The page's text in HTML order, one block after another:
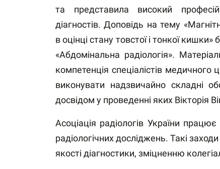
та представила високий
діагностів. Доповідь на тему
в оцінці стану товстої і тонкої
«Абдомінальна радіологія».
компетенція спеціалістів
виконувати надзвичайно складні
досвідом у проведенні яких Вікторія
Асоціація радіологів України
радіологічних досліджень. Такі
якості діагностики, зміцненню